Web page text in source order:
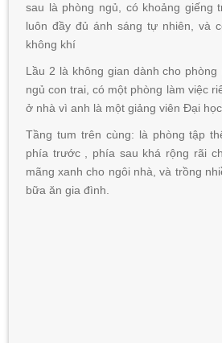
sau là phòng ngủ, có khoảng giếng
luôn đầy đủ ánh sáng tự nhiên, và
không khí
Lầu 2 là không gian dành cho phòng
ngủ con trai, có một phòng làm việc
ở nhà vì anh là một giảng viên Đại học
Tầng tum trên cùng: là phòng tập
phía trước , phía sau khá rộng rãi
mãng xanh cho ngôi nhà, và trồng
bữa ăn gia đình.